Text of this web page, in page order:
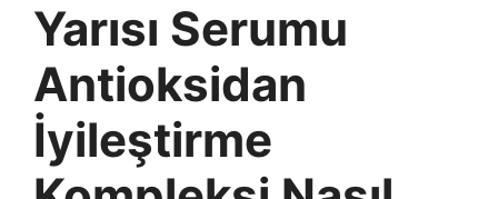
Yarısı Serumu
Antioksidan
İyileştirme